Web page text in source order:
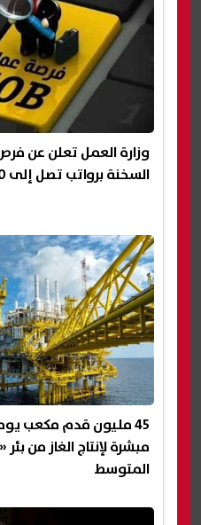
وزارة العمل تعلن عن
السخنة برواتب تصل إلى 20 ألف جنيه
45 مليون قدم مكعب
المتوسط